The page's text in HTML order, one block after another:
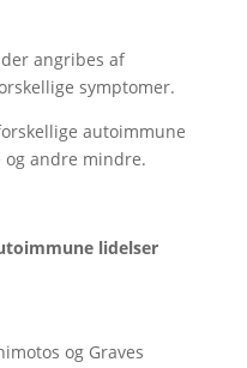
angribes af
symptomer.
autoimmune
og andre mindre.
lidelser
og Graves